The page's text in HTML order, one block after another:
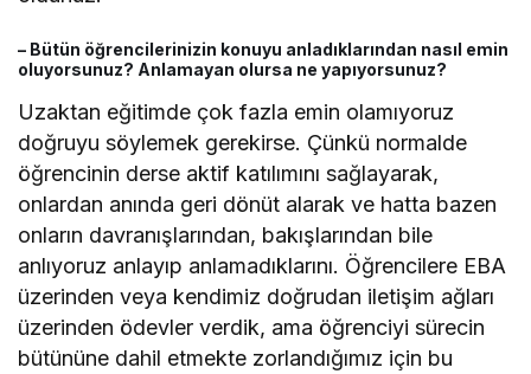
– Bütün öğrencilerinizin konuyu anladıklarından nasıl emin
oluyorsunuz? Anlamayan olursa ne yapıyorsunuz?
Uzaktan eğitimde çok fazla emin olamıyoruz
doğruyu söylemek gerekirse. Çünkü normalde
öğrencinin derse aktif katılımını sağlayarak,
onlardan anında geri dönüt alarak ve hatta bazen
onların davranışlarından, bakışlarından bile
anlıyoruz anlayıp anlamadıklarını. Öğrencilere EBA
üzerinden veya kendimiz doğrudan iletişim ağları
üzerinden ödevler verdik, ama öğrenciyi sürecin
bütününe dahil etmekte zorlandığımız için bu